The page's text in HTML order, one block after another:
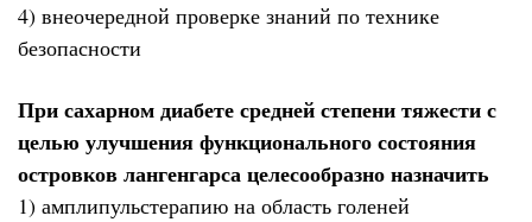
4) внеочередной проверке знаний по технике
безопасности
При сахарном диабете средней степени тяжести с
целью улучшения функционального состояния
островков лангенгарса целесообразно назначить
1) амплипульстерапию на область голеней